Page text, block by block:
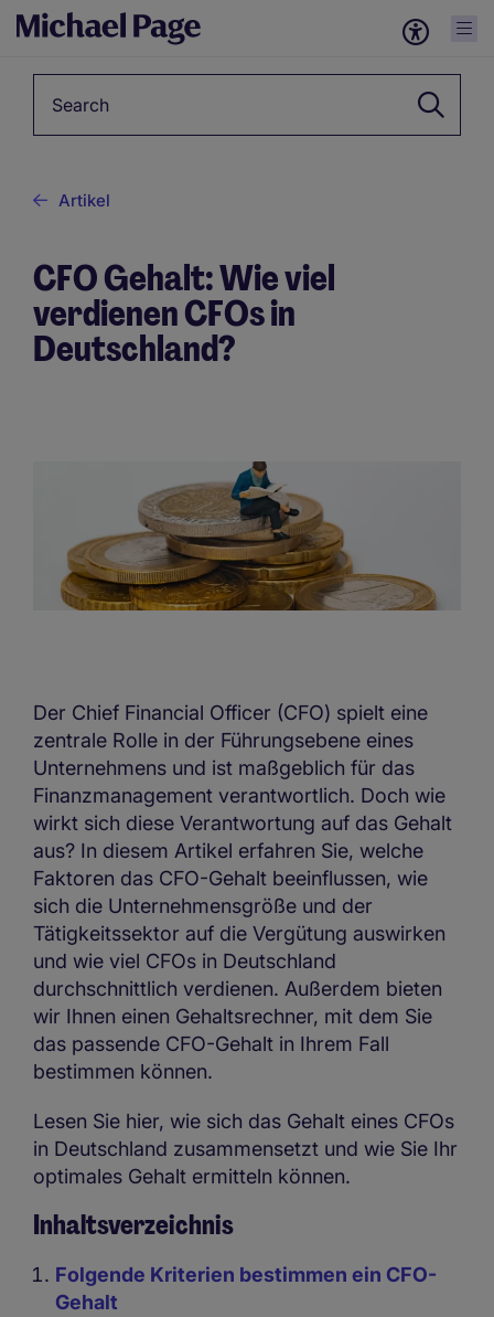
Artikel
CFO Gehalt: Wie viel
verdienen CFOs in
Deutschland?
Der Chief Financial Officer (CFO) spielt eine
zentrale Rolle in der Führungsebene eines
Unternehmens und ist maßgeblich für das
Finanzmanagement verantwortlich. Doch wie
wirkt sich diese Verantwortung auf das Gehalt
aus? In diesem Artikel erfahren Sie, welche
Faktoren das CFO-Gehalt beeinflussen, wie
sich die Unternehmensgröße und der
Tätigkeitssektor auf die Vergütung auswirken
und wie viel CFOs in Deutschland
durchschnittlich verdienen. Außerdem bieten
wir Ihnen einen Gehaltsrechner, mit dem Sie
das passende CFO-Gehalt in Ihrem Fall
bestimmen können.
Lesen Sie hier, wie sich das Gehalt eines CFOs
in Deutschland zusammensetzt und wie Sie Ihr
optimales Gehalt ermitteln können.
Inhaltsverzeichnis
Folgende Kriterien bestimmen ein CFO-
Gehalt